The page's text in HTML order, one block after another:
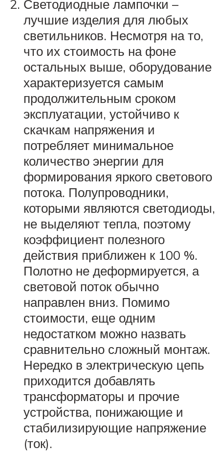
Светодиодные лампочки –
лучшие изделия для любых
светильников. Несмотря на то,
что их стоимость на фоне
остальных выше, оборудование
характеризуется самым
продолжительным сроком
эксплуатации, устойчиво к
скачкам напряжения и
потребляет минимальное
количество энергии для
формирования яркого светового
потока. Полупроводники,
которыми являются светодиоды,
не выделяют тепла, поэтому
коэффициент полезного
действия приближен к 100 %.
Полотно не деформируется, а
световой поток обычно
направлен вниз. Помимо
стоимости, еще одним
недостатком можно назвать
сравнительно сложный монтаж.
Нередко в электрическую цепь
приходится добавлять
трансформаторы и прочие
устройства, понижающие и
стабилизирующие напряжение
(ток).